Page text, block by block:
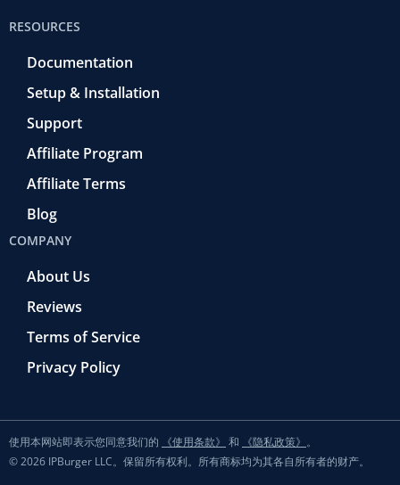
RESOURCES
Documentation
Setup & Installation
Support
Affiliate Program
Affiliate Terms
Blog
COMPANY
About Us
Reviews
Terms of Service
Privacy Policy
使用本网站即表示您同意我们的 《使用条款》 和 《隐私政策》 。
© 2026 IPBurger LLC。保留所有权利。所有商标均为其各自所有者的财产。